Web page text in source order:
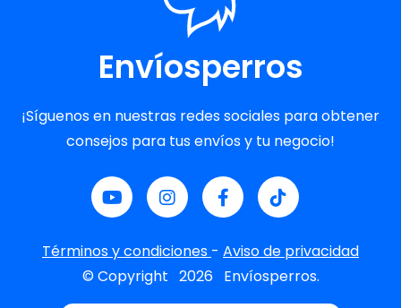
Envíosperros
¡Síguenos en nuestras redes sociales para obtener
consejos para tus envíos y tu negocio!
Términos y condiciones - Aviso de privacidad
© Copyright 2026 Envíosperros.